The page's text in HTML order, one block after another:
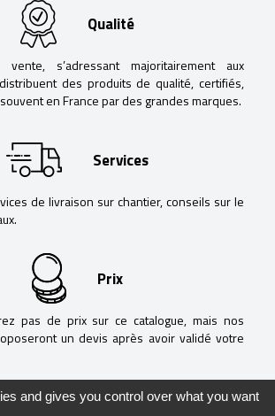
Qualité
s’adressant majoritairement aux
des produits de qualité, certifiés,
en France par des grandes marques.
Services
de livraison sur chantier, conseils sur le
Prix
pas de prix sur ce catalogue, mais nos
un devis après avoir validé votre
and gives you control over what you want